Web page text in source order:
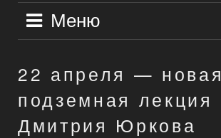
Меню
22 апреля — новая
подземная лекция
Дмитрия Юркова